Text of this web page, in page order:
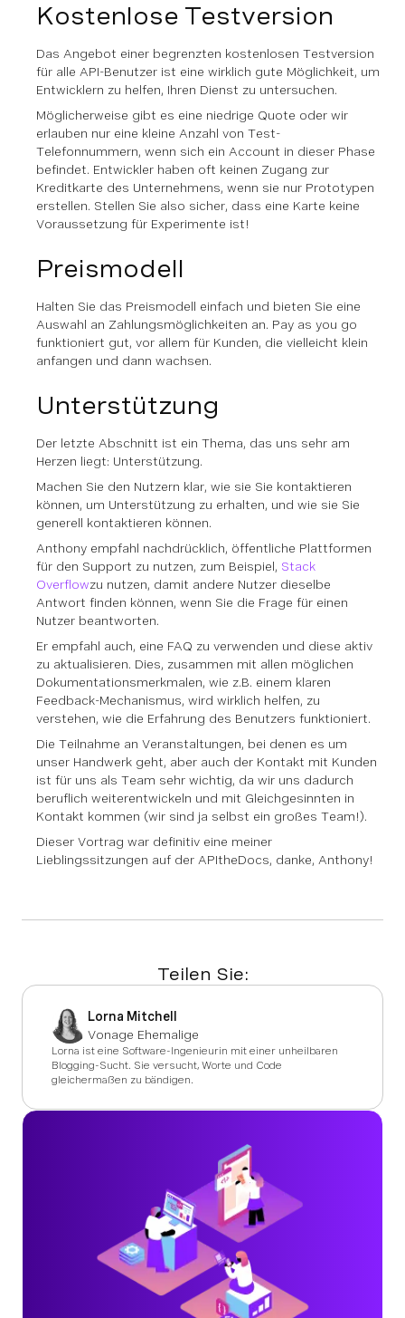
Kostenlose Testversion
Das Angebot einer begrenzten kostenlosen Testversion
für alle API-Benutzer ist eine wirklich gute Möglichkeit, um
Entwicklern zu helfen, Ihren Dienst zu untersuchen.
Möglicherweise gibt es eine niedrige Quote oder wir
erlauben nur eine kleine Anzahl von Test-
Telefonnummern, wenn sich ein Account in dieser Phase
befindet. Entwickler haben oft keinen Zugang zur
Kreditkarte des Unternehmens, wenn sie nur Prototypen
erstellen. Stellen Sie also sicher, dass eine Karte keine
Voraussetzung für Experimente ist!
Preismodell
Halten Sie das Preismodell einfach und bieten Sie eine
Auswahl an Zahlungsmöglichkeiten an. Pay as you go
funktioniert gut, vor allem für Kunden, die vielleicht klein
anfangen und dann wachsen.
Unterstützung
Der letzte Abschnitt ist ein Thema, das uns sehr am
Herzen liegt: Unterstützung.
Machen Sie den Nutzern klar, wie sie Sie kontaktieren
können, um Unterstützung zu erhalten, und wie sie Sie
generell kontaktieren können.
Anthony empfahl nachdrücklich, öffentliche Plattformen
für den Support zu nutzen, zum Beispiel, Stack
Overflowzu nutzen, damit andere Nutzer dieselbe
Antwort finden können, wenn Sie die Frage für einen
Nutzer beantworten.
Er empfahl auch, eine FAQ zu verwenden und diese aktiv
zu aktualisieren. Dies, zusammen mit allen möglichen
Dokumentationsmerkmalen, wie z.B. einem klaren
Feedback-Mechanismus, wird wirklich helfen, zu
verstehen, wie die Erfahrung des Benutzers funktioniert.
Die Teilnahme an Veranstaltungen, bei denen es um
unser Handwerk geht, aber auch der Kontakt mit Kunden
ist für uns als Team sehr wichtig, da wir uns dadurch
beruflich weiterentwickeln und mit Gleichgesinnten in
Kontakt kommen (wir sind ja selbst ein großes Team!).
Dieser Vortrag war definitiv eine meiner
Lieblingssitzungen auf der APItheDocs, danke, Anthony!
Teilen Sie:
Lorna Mitchell
Vonage Ehemalige
Lorna ist eine Software-Ingenieurin mit einer unheilbaren
Blogging-Sucht. Sie versucht, Worte und Code
gleichermaßen zu bändigen.